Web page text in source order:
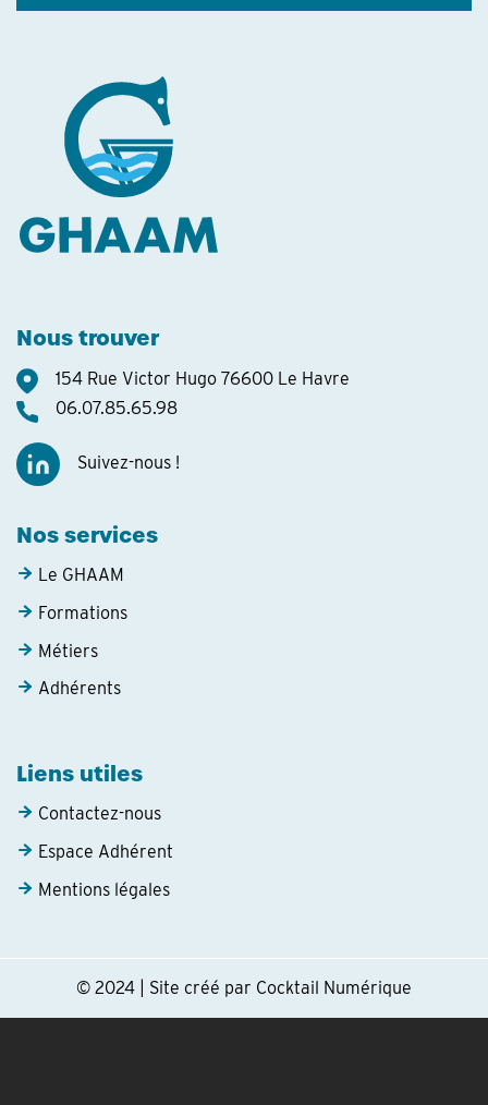
Nous trouver
154 Rue Victor Hugo 76600 Le Havre
06.07.85.65.98
Suivez-nous !
Nos services
Le GHAAM
Formations
Métiers
Adhérents
Liens utiles
Contactez-nous
Espace Adhérent
Mentions légales
© 2024 | Site créé par Cocktail Numérique